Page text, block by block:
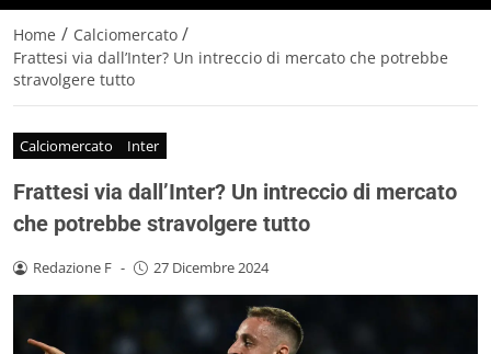
Home / Calciomercato /
Frattesi via dall’Inter? Un intreccio di mercato che potrebbe
stravolgere tutto
Calciomercato Inter
Frattesi via dall’Inter? Un intreccio di mercato
che potrebbe stravolgere tutto
Redazione F - 27 Dicembre 2024